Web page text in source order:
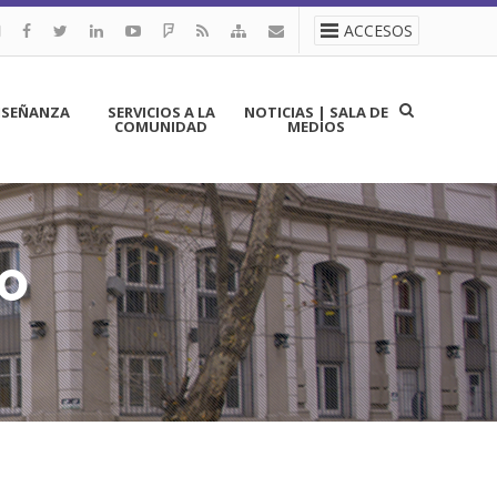
ACCESOS
SERVICIOS A LA
COMUNIDAD
NOTICIAS | SALA DE
MEDIOS